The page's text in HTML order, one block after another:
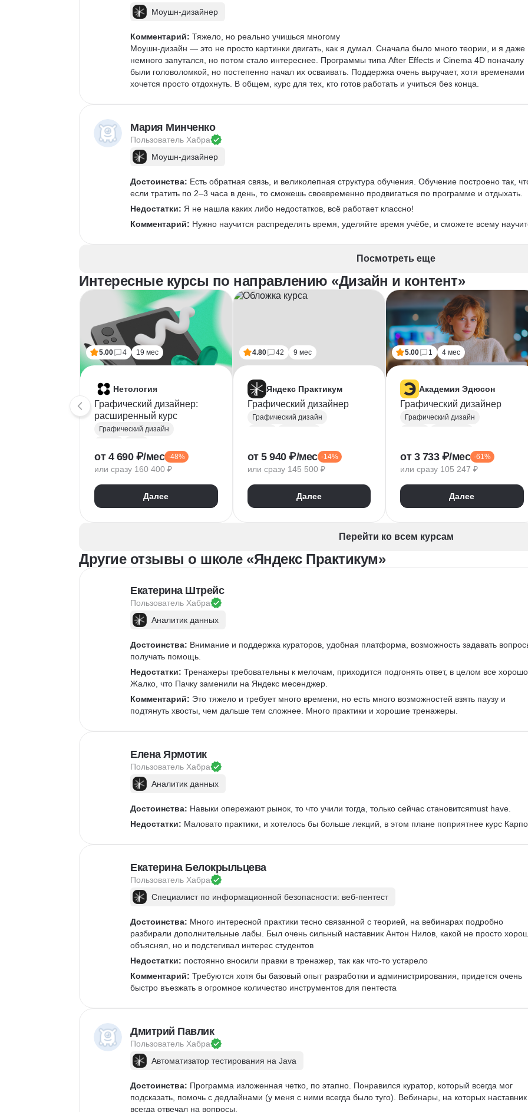
Моушн-дизайнер
Комментарий: Тяжело, но реально учишься многому
Моушн-дизайн — это не просто картинки двигать, как я думал. Сначала было много теории, и я даже
немного запутался, но потом стало интереснее. Программы типа After Effects и Cinema 4D поначалу
были головоломкой, но постепенно начал их осваивать. Поддержка очень выручает, хотя временами
хочется просто отдохнуть. В общем, курс для тех, кто готов работать и учиться без конца.
Мария Минченко
Пользователь Хабра
Моушн-дизайнер
Достоинства: Есть обратная связь, и великолепная структура обучения. Обучение построено так,
если тратить по 2–3 часа в день, то сможешь своевременно продвигаться по программе и отдыхать.
Недостатки: Я не нашла каких либо недостатков, всё работает классно!
Комментарий: Нужно научится распределять время, уделяйте время учёбе, и сможете всему
Посмотреть еще
Интересные курсы по направлению «Дизайн и контент»
5.00 4 19 мес
Нетология
Графический дизайнер:
расширенный курс
Графический дизайн
Photoshop
Adobe Illustrator
Типографика
Cinema 4D
InDesign
Дизайн баннеров
Бренд-дизайн
Верстка полиграфической продукции
Разработка фирменного стиля
Создание анимации
Брендинг
Microsoft PowerPoint
Дизайн текста
Google Slides
от 4 690 ₽/мес -48%
или сразу 160 400 ₽
Далее
4.80 42 9 мес
Яндекс Практикум
Графический дизайнер
Графический дизайн
Типографика
Векторная графика
Презентации
Анализ целевой аудитории
от 5 940 ₽/мес -14%
или сразу 145 500 ₽
Далее
5.00 1 4 мес
Академия Эдюсон
Графический дизайнер
Графический дизайн
Типографика
Векторная графика
Дизайн баннеров
от 3 733 ₽/мес -61%
или сразу 105 247 ₽
Далее
Перейти ко всем курсам
Другие отзывы о школе «Яндекс Практикум»
Екатерина Штрейс
Пользователь Хабра
Аналитик данных
Достоинства: Внимание и поддержка кураторов, удобная платформа, возможность задавать
получать помощь.
Недостатки: Тренажеры требовательны к мелочам, приходится подгонять ответ, в целом все хорошо.
Жалко, что Пачку заменили на Яндекс месенджер.
Комментарий: Это тяжело и требует много времени, но есть много возможностей взять паузу и
подтянуть хвосты, чем дальше тем сложнее. Много практики и хорошие тренажеры.
Елена Ярмотик
Пользователь Хабра
Аналитик данных
Достоинства: Навыки опережают рынок, то что учили тогда, только сейчас становитсяmust have.
Недостатки: Маловато практики, и хотелось бы больше лекций, в этом плане поприятнее курс
Екатерина Белокрыльцева
Пользователь Хабра
Специалист по информационной безопасности: веб-пентест
Достоинства: Много интересной практики тесно связанной с теорией, на вебинарах подробно
разбирали дополнительные лабы. Был очень сильный наставник Антон Нилов, какой не просто
объяснял, но и подстегивал интерес студентов
Недостатки: постоянно вносили правки в тренажер, так как что-то устарело
Комментарий: Требуются хотя бы базовый опыт разработки и администрирования, придется очень
быстро въезжать в огромное количество инструментов для пентеста
Дмитрий Павлик
Пользователь Хабра
Автоматизатор тестирования на Java
Достоинства: Программа изложенная четко, по этапно. Понравился куратор, который всегда мог
подсказать, помочь с дедлайнами (у меня с ними всегда было туго). Вебинары, на которых наставник
всегда отвечал на вопросы.